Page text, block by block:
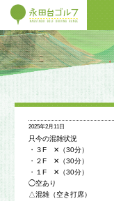
2025年2月11日
只今の混雑状況
・３F ✕（30分）
・２F ✕（30分）
・１F ✕（30分）
◯空あり
△混雑（空き打席）